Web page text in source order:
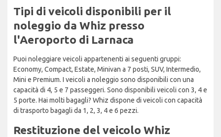
Tipi di veicoli disponibili per il
noleggio da Whiz presso
l'Aeroporto di Larnaca
Puoi noleggiare veicoli appartenenti ai seguenti gruppi:
Economy, Compact, Estate, Minivan a 7 posti, SUV, Intermedio,
Mini e Premium. I veicoli a noleggio sono disponibili con una
capacità di 4, 5 e 7 passeggeri. Sono disponibili veicoli con 3, 4 e
5 porte. Hai molti bagagli? Whiz dispone di veicoli con capacità
di trasporto bagagli da 1, 2, 3, 4 e 6 pezzi.
Restituzione del veicolo Whiz